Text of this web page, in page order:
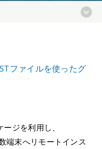
ファイルを使ったグ
ジを利用し、
端末へリモートインス